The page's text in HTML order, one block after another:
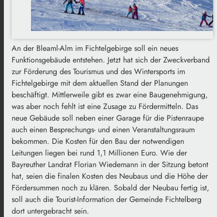
An der Bleaml-Alm im Fichtelgebirge soll ein neues
Funktionsgebäude entstehen. Jetzt hat sich der Zweckverband
zur Förderung des Tourismus und des Wintersports im
Fichtelgebirge mit dem aktuellen Stand der Planungen
beschäftigt. Mittlerweile gibt es zwar eine Baugenehmigung,
was aber noch fehlt ist eine Zusage zu Fördermitteln. Das
neue Gebäude soll neben einer Garage für die Pistenraupe
auch einen Besprechungs- und einen Veranstaltungsraum
bekommen. Die Kosten für den Bau der notwendigen
Leitungen liegen bei rund 1,1 Millionen Euro. Wie der
Bayreuther Landrat Florian Wiedemann in der Sitzung betont
hat, seien die finalen Kosten des Neubaus und die Höhe der
Fördersummen noch zu klären. Sobald der Neubau fertig ist,
soll auch die Tourist-Information der Gemeinde Fichtelberg
dort untergebracht sein.